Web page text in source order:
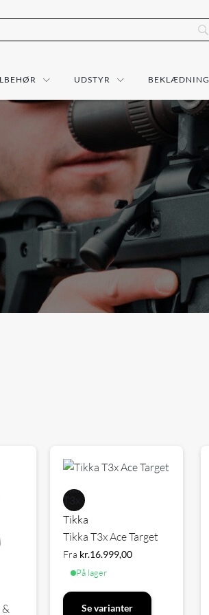
UDSTYR
&
Tikka
Tikka T3x Ace Target
Fra kr.16.999,00
På lager
Se varianter